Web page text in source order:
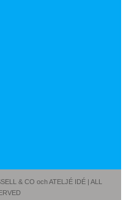
& CO och ATELJÉ IDÉ | ALL